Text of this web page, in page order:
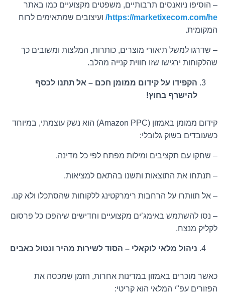
– הוסיפו ניואנסים תרבותיים, משפטים מקצועיים כמו באתר
https://marketixecom.com/he/ ועיצובים שמתאימים לרוח
המקומית.
– שדרגו למשל תיאורי מוצרים, כותרות, המלצות ומשובים כך
שהלקוחות ירגישו שזו חווית קנייה מהלב.
הקפידו על קידום ממומן חכם – אל תתנו לכסף
להישרף בחוץ!
קידום ממומן באמזון (Amazon PPC) הוא נשק עוצמתי, במיוחד
כשעובדים בשוק גלובלי:
– שחקו עם תקציבים ומילות מפתח לפי כל מדינה.
– תנתחו את התוצאות ותשנו בהתאם למציאות.
– אל תוותרו על הרחבות רימרקטינג ללקוחות שהסתכלו ולא קנו.
– נסו להשתמש באימג’ים מקצועיים וחדישים שיהפכו כל פרסום
לקליק מנצח.
ניהול מלאי לוקאלי – הסוד לשירות מהיר ונטול כאבים
כאשר מוכרים באמזון במדינות אחרות, הזמן שמכסה את
הפזורים עפ"י המלאי הוא קריטי: